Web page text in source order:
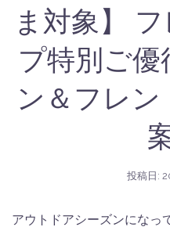
ま対象】
プ特別ご
ン＆フレ
投稿日:
アウトドアシーズンになっ